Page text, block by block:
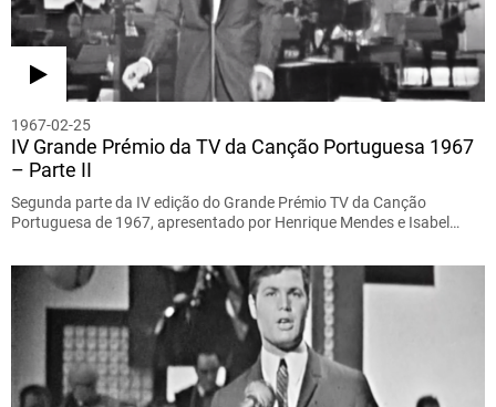
1967-02-25
IV Grande Prémio da TV da Canção Portuguesa 1967
– Parte II
Segunda parte da IV edição do Grande Prémio TV da Canção
Portuguesa de 1967, apresentado por Henrique Mendes e Isabel…